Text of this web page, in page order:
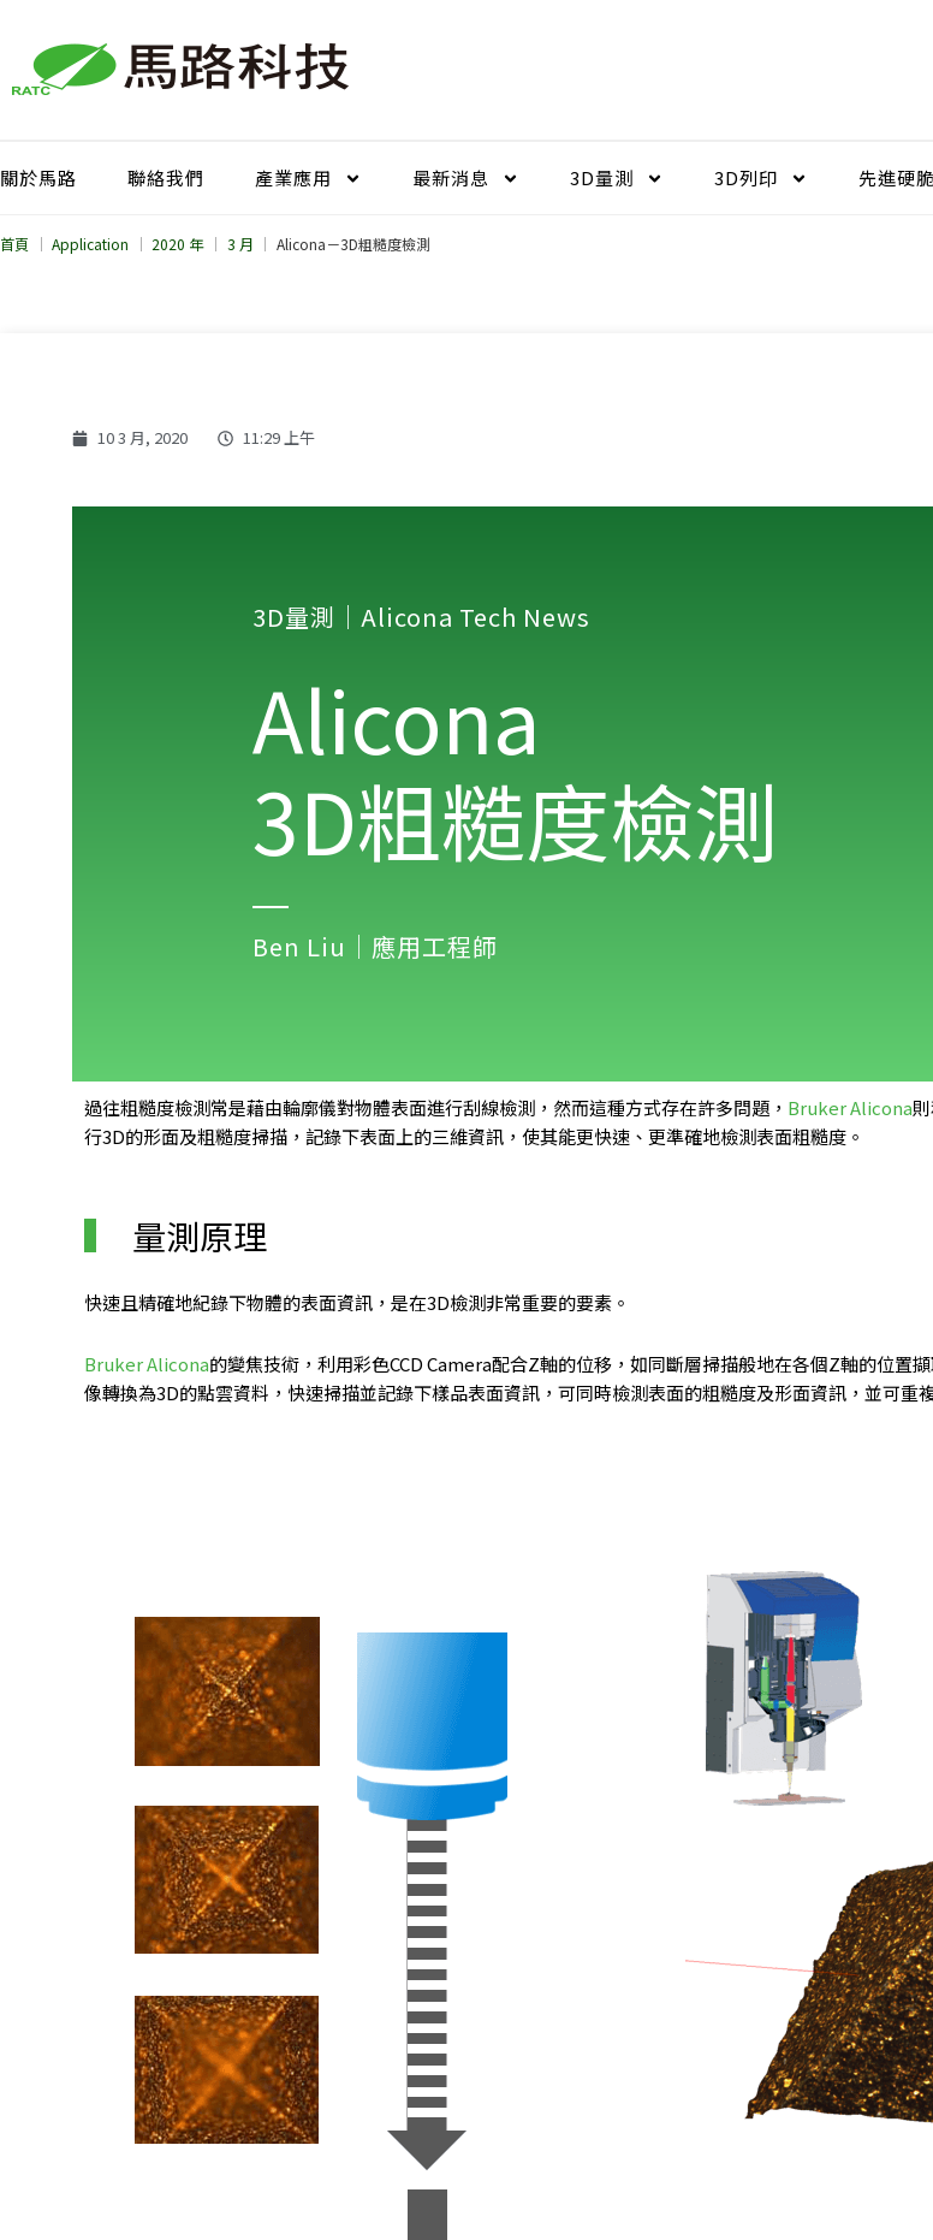
要
關於馬路
聯絡我們 產業應用 最新消息 3D量測 3D列印 先進硬
首頁 Application 2020 年 3 月 Alicona－3D粗糙度檢測
10 3 月, 2020 11:29 上午
3D量測｜Alicona Tech News​
Alicona
3D粗糙度檢測
Ben Liu｜應用工程師
過往粗糙度檢測常是藉由輪廓儀對物體表面進行刮線檢測，然而這種方式存在許多問題， Bruker Alicona
行3D的形面及粗糙度掃描，記錄下表面上的三維資訊，使其能更快速、更準確地檢測表面粗糙度。
量測原理
快速且精確地紀錄下物體的表面資訊，是在3D檢測非常重要的要素。
Bruker Alicona的變焦技術，利用彩色CCD Camera配合Z軸的位移，如同斷層掃描般地在各個Z軸的位置
像轉換為3D的點雲資料，快速掃描並記錄下樣品表面資訊，可同時檢測表面的粗糙度及形面資訊，並可重